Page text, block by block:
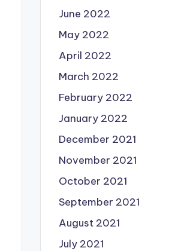
June 2022
May 2022
April 2022
March 2022
February 2022
January 2022
December 2021
November 2021
October 2021
September 2021
August 2021
July 2021